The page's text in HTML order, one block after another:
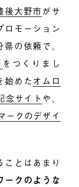
後大野市 がサ
ロモーション
の依頼で、
をつくりまし
始めた オムロ
念サイト や、
ークのデザイ
とはあまり
ークのような